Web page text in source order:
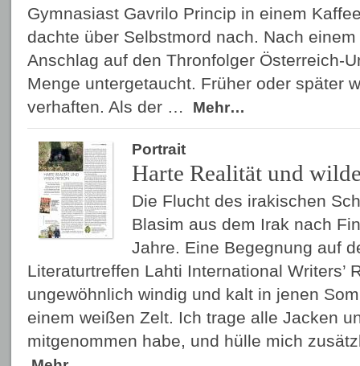
Gymnasiast Gavrilo Princip in einem
dachte über Selbstmord nach. Nach
Anschlag auf den Thronfolger Österreich-
Menge untergetaucht. Früher oder später
verhaften. Als der …
Mehr…
Portrait
Harte Realität und
Die Flucht des irakischen
Blasim aus dem Irak nach
Jahre. Eine Begegnung auf
Literaturtreffen Lahti International Writers’
ungewöhnlich windig und kalt in jenen
einem weißen Zelt. Ich trage alle Jacken
mitgenommen habe, und hülle mich